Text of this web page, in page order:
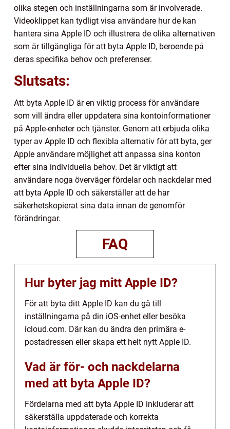
olika stegen och inställningarna som är involverade.
Videoklippet kan tydligt visa användare hur de kan
hantera sina Apple ID och illustrera de olika alternativen
som är tillgängliga för att byta Apple ID, beroende på
deras specifika behov och preferenser.
Slutsats:
Att byta Apple ID är en viktig process för användare
som vill ändra eller uppdatera sina kontoinformationer
på Apple-enheter och tjänster. Genom att erbjuda olika
typer av Apple ID och flexibla alternativ för att byta, ger
Apple användare möjlighet att anpassa sina konton
efter sina individuella behov. Det är viktigt att
användare noga överväger fördelar och nackdelar med
att byta Apple ID och säkerställer att de har
säkerhetskopierat sina data innan de genomför
förändringar.
FAQ
Hur byter jag mitt Apple ID?
För att byta ditt Apple ID kan du gå till
inställningarna på din iOS-enhet eller besöka
icloud.com. Där kan du ändra den primära e-
postadressen eller skapa ett helt nytt Apple ID.
Vad är för- och nackdelarna
med att byta Apple ID?
Fördelarna med att byta Apple ID inkluderar att
säkerställa uppdaterade och korrekta